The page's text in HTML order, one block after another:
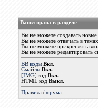
Ваши права в разделе
Вы не можетесоздавать
Вы не можетеотвечать в темах
Вы не можетеприкреплять
Вы не можетередактировать
BB коды Вкл.
Смайлы Вкл.
[IMG] код Вкл.
HTML код Выкл.
Правила форума